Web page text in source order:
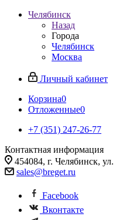
Челябинск
Назад
Города
Челябинск
Москва
Личный кабинет
Корзина0
Отложенные0
+7 (351) 247-26-77
Контактная информация
454084, г. Челябинск,
sales@breget.ru
Facebook
Вконтакте